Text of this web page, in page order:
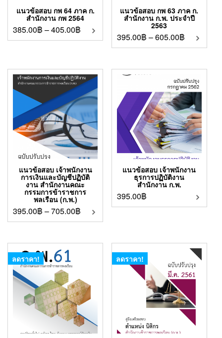
แนวข้อสอบ กพ 64 ภาค ก.
สำนักงาน กพ 2564
385.00฿ –405.00฿
แนวข้อสอบ กพ 63 ภาค ก.
สำนักงาน ก.พ. ประจำปี
2563
395.00฿ –605.00฿
แนวข้อสอบ เจ้าพนักงาน
การเงินและบัญชีปฏิบัติ
งาน สำนักงานคณะ
กรรมการข้าราชการ
พลเรือน (ก.พ.)
395.00฿ –705.00฿
แนวข้อสอบ เจ้าพนักงาน
ธุรการปฏิบัติงาน
สำนักงาน ก.พ.
395.00฿
ลดราคา! ลดราคา!